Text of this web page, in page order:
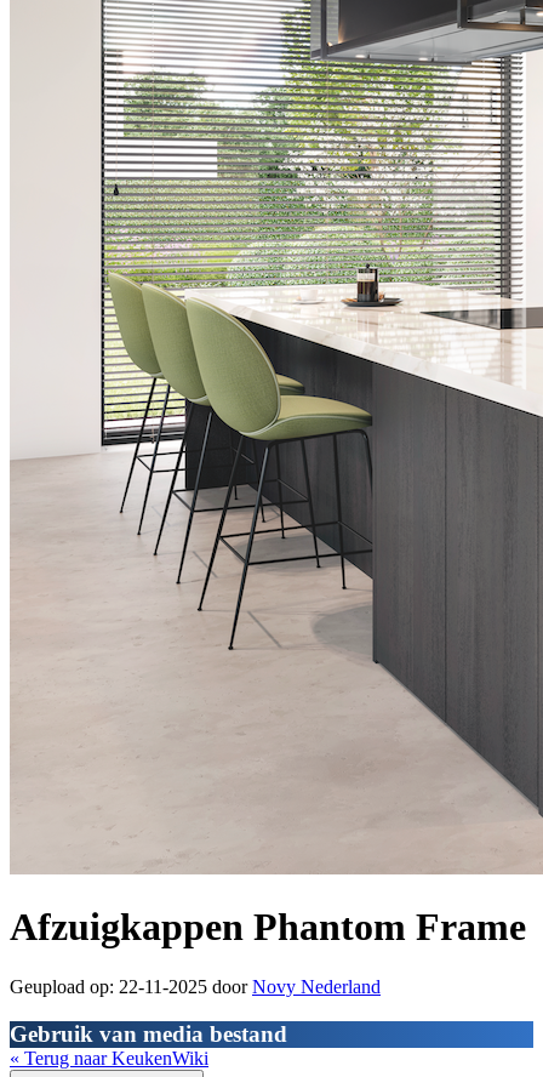
Afzuigkappen Phantom Frame
Geupload op: 22-11-2025 doorNovy Nederland
Gebruik van media bestand
« Terug naar KeukenWiki